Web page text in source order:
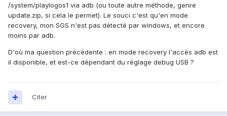
/system/playlogos1 via adb (ou toute autre méthode, genre
update.zip, si cela le permet). Le souci c'est qu'en mode
recovery, mon SGS n'est pas détecté par windows, et encore
moins par adb.
D'où ma question précédente : en mode recovery l'accès adb est
il disponible, et est-ce dépendant du réglage debug USB ?
Citer